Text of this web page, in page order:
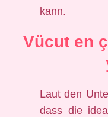
kann.
Vücut en
Laut den
dass die